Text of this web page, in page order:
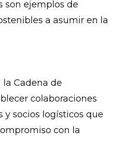
son ejemplos de
a asumir en la
la Cadena de
colaboraciones
y socios logísticos que
con la